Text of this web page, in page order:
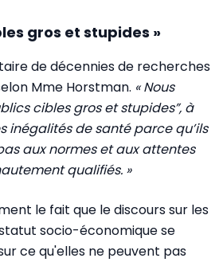
gros et stupides »
de décennies de recherches
Mme Horstman. « Nous
cibles gros et stupides”, à
inégalités de santé parce qu’ils
aux normes et aux attentes
qualifiés. »
le fait que le discours sur les
socio-économique se
ce qu'elles ne peuvent pas